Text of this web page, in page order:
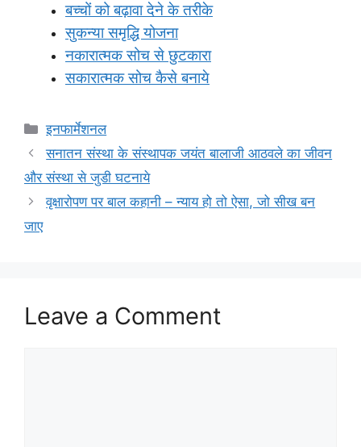
बच्चों को बढ़ावा देने के तरीके
सुकन्या समृद्धि योजना
नकारात्मक सोच से छुटकारा
सकारात्मक सोच कैसे बनाये
Categories
इनफार्मेशनल
सनातन संस्था के संस्थापक जयंत बालाजी आठवले का जीवन
और संस्था से जुडी घटनाये
वृक्षारोपण पर बाल कहानी – न्याय हो तो ऐसा, जो सीख बन
जाए
Leave a Comment